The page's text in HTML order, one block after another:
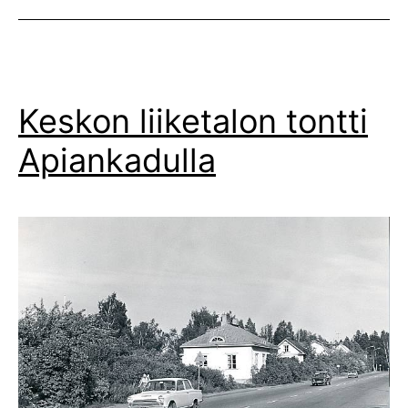
Keskon liiketalon tontti
Apiankadulla